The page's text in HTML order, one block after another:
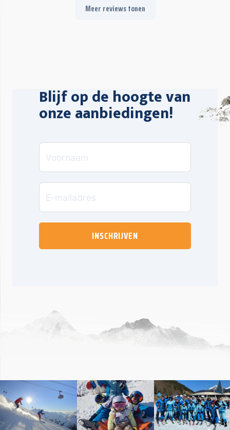
Meer reviews tonen
Blijf op de hoogte van
onze aanbiedingen!
INSCHRIJVEN